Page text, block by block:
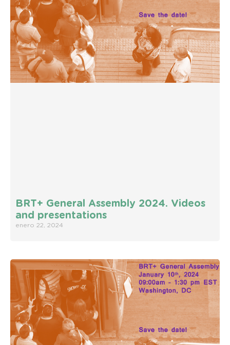
BRT+ General Assembly 2024. Videos
and presentations
enero 22, 2024